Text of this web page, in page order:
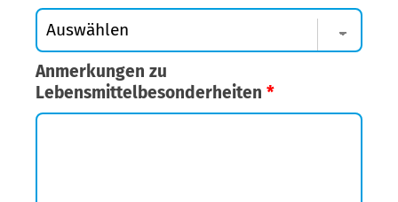
Anmerkungen zu
Lebensmittelbesonderheiten *